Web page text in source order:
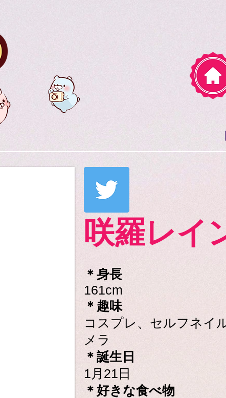
咲羅レイ
＊身長
161cm
＊趣味
コスプレ、セルフネイ
メラ
＊誕生日
1月21日
＊好きな食べ物